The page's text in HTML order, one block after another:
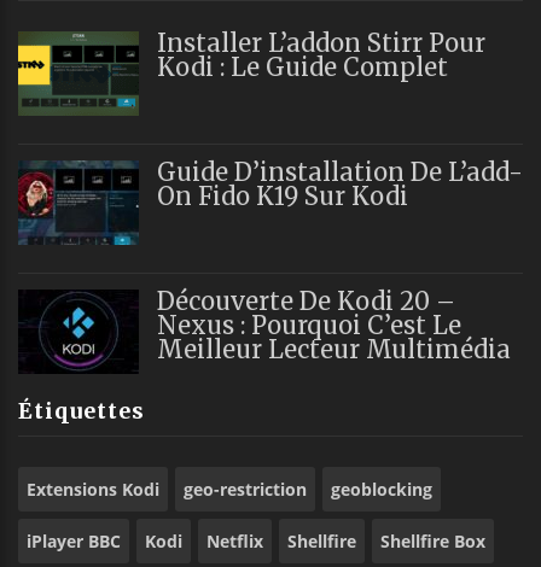
Installer L’addon Stirr Pour
Kodi : Le Guide Complet
Guide D’installation De L’add-
On Fido K19 Sur Kodi
Découverte De Kodi 20 –
Nexus : Pourquoi C’est Le
Meilleur Lecteur Multimédia
Étiquettes
Extensions Kodi geo-restriction geoblocking
iPlayer BBC Kodi Netflix Shellfire Shellfire Box